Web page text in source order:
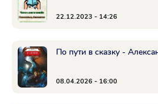
22.12.2023 - 14:26
По пути в сказку -
08.04.2026 - 16:00